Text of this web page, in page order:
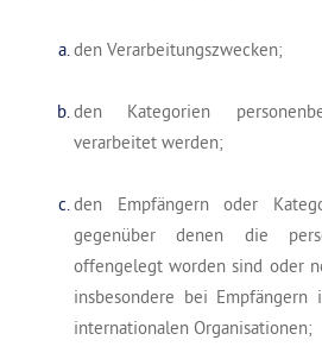
den Verarbeitungszwecken;
den Kategorien
verarbeitet werden;
den Empfängern oder
gegenüber denen die
offengelegt worden sind oder
insbesondere bei
internationalen Organisationen;